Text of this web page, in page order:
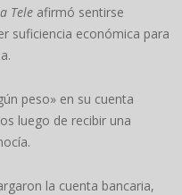
Tele afirmó sentirse
suficiencia económica para
peso» en su cuenta
luego de recibir una
la cuenta bancaria,